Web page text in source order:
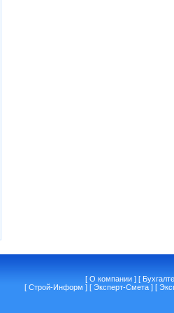
[ О компании] [
[ Строй-Информ ] [ Эксперт-Смета ] [